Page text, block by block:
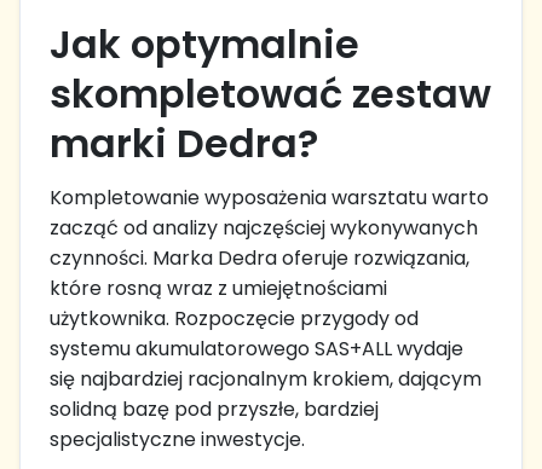
Jak optymalnie
skompletować zestaw
marki Dedra?
Kompletowanie wyposażenia warsztatu warto
zacząć od analizy najczęściej wykonywanych
czynności. Marka Dedra oferuje rozwiązania,
które rosną wraz z umiejętnościami
użytkownika. Rozpoczęcie przygody od
systemu akumulatorowego SAS+ALL wydaje
się najbardziej racjonalnym krokiem, dającym
solidną bazę pod przyszłe, bardziej
specjalistyczne inwestycje.